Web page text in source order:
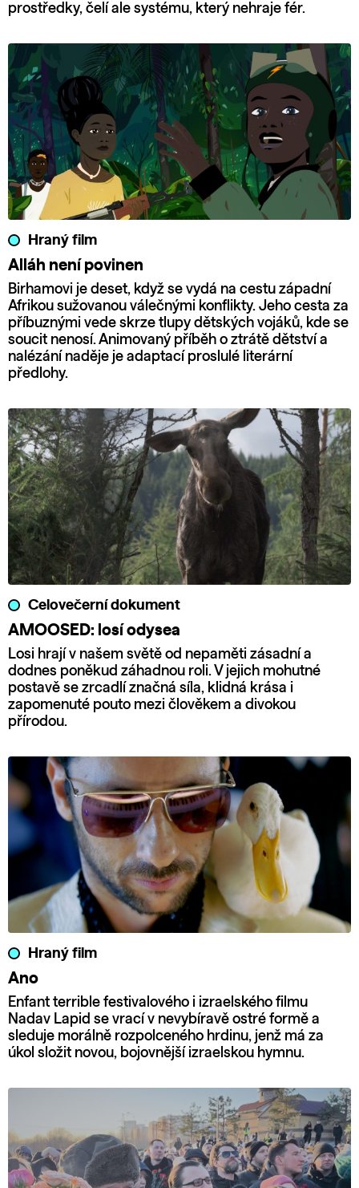
prostředky, čelí ale systému, který nehraje fér.
Hraný film
Alláh není povinen
Birhamovi je deset, když se vydá na cestu západní
Afrikou sužovanou válečnými konflikty. Jeho cesta za
příbuznými vede skrze tlupy dětských vojáků, kde se
soucit nenosí. Animovaný příběh o ztrátě dětství a
nalézání naděje je adaptací proslulé literární
předlohy.
Celovečerní dokument
AMOOSED: losí odysea
Losi hrají v našem světě od nepaměti zásadní a
dodnes poněkud záhadnou roli. V jejich mohutné
postavě se zrcadlí značná síla, klidná krása i
zapomenuté pouto mezi člověkem a divokou
přírodou.
Hraný film
Ano
Enfant terrible festivalového i izraelského filmu
Nadav Lapid se vrací v nevybíravě ostré formě a
sleduje morálně rozpolceného hrdinu, jenž má za
úkol složit novou, bojovnější izraelskou hymnu.